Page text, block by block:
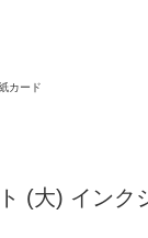
カード
(大) インク